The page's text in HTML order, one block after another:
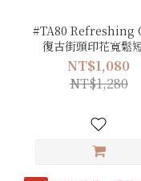
#TA80 Refreshing
復古街頭印花寬鬆
T(白/米/黑)
NT$1,080
NT$1,280